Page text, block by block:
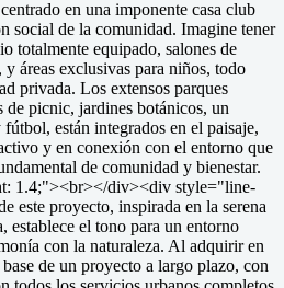
en una imponente casa club
social de la comunidad. Imagine tener
totalmente equipado, salones de
y áreas exclusivas para niños, todo
privada. Los extensos parques
de picnic, jardines botánicos, un
están integrados en el paisaje,
y en conexión con el entorno que
de comunidad y bienestar.
1.4;"><br></div><div style="line-
este proyecto, inspirada en la serena
establece el tono para un entorno
con la naturaleza. Al adquirir en
de un proyecto a largo plazo, con